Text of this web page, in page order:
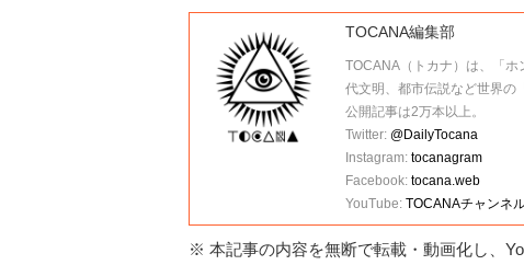
TOCANA編集部
TOCANA（トカナ）は、「
代文明、都市伝説など世界の
公開記事は2万本以上。
Twitter: @DailyTocana
Instagram:tocanagram
Facebook:tocana.web
YouTube:TOCANAチャンネ
※ 本記事の内容を無断で転載・動画化し、